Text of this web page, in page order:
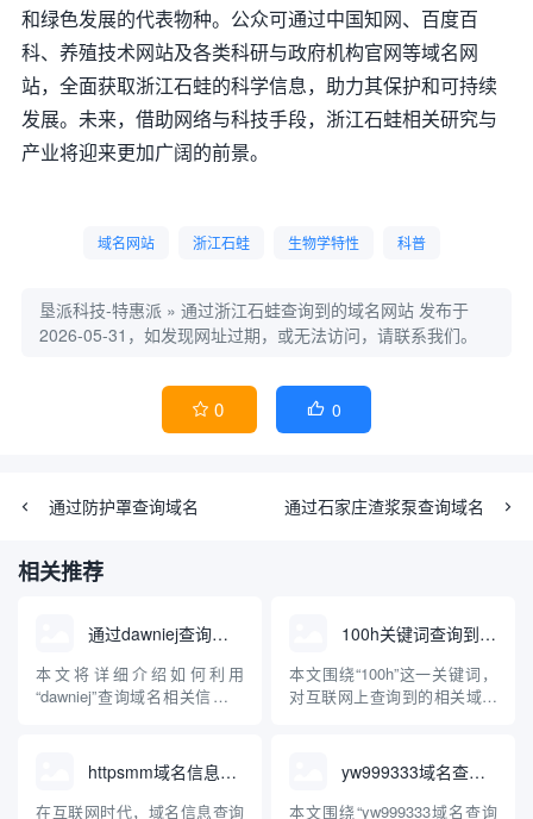
和绿色发展的代表物种。公众可通过中国知网、百度百
科、养殖技术网站及各类科研与政府机构官网等域名网
站，全面获取浙江石蛙的科学信息，助力其保护和可持续
发展。未来，借助网络与科技手段，浙江石蛙相关研究与
产业将迎来更加广阔的前景。
域名网站 浙江石蛙 生物学特性 科普
垦派科技-特惠派 » 通过浙江石蛙查询到的域名网站 发布于
2026-05-31，如发现网址过期，或无法访问，请联系我们。
 0  0
通过防护罩查询域名 通过石家庄渣浆泵查询域名
相关推荐
通过dawniej查询域名
本文将详细介绍如何利用
“dawniej”查询域名相关信息。
作步骤，帮助读者理解并掌握
使用dawniej查询域名的方法和
注意事项，为互联网资源管
100h关键词查询到的域名
本文围绕“100h”这一关键词，
对互联网上查询到的相关域名
应用场景做了专业化科普，旨
在帮助读者了解“100h”域名背
后的意义、用途和注册情况，
httpsmm域名信息查询
在互联网时代，域名信息查询
yw999333域名查询新版
本文围绕“yw999333域名查询